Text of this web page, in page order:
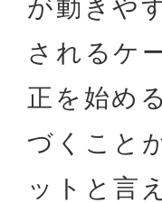
が動きや
されるケ
正を始め
づくこと
ットと言